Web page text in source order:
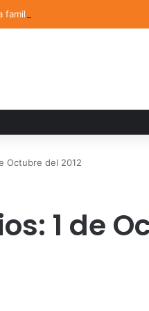
familiar marca el cierre del Curso
Octubre del 2012
1 de